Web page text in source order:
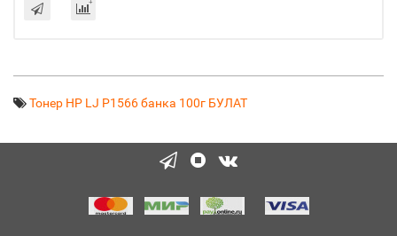
Тонер HP LJ P1566 банка 100г БУЛАТ